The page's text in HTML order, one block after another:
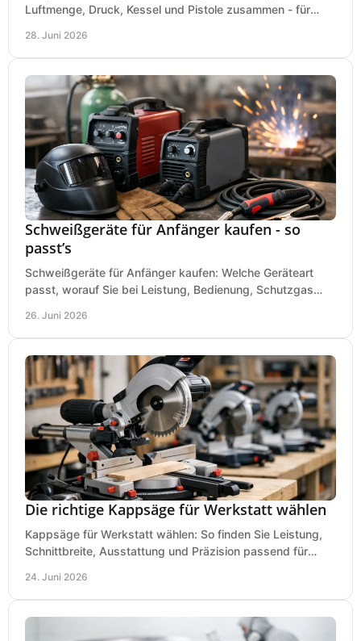
Luftmenge, Druck, Kessel und Pistole zusammen - für
28. Juni 2026
Schweißgeräte für Anfänger kaufen - so
passt’s
Schweißgeräte für Anfänger kaufen: Welche Geräteart
passt, worauf Sie bei Leistung, Bedienung, Schutzgas
26. Juni 2026
Die richtige Kappsäge für Werkstatt wählen
Kappsäge für Werkstatt wählen: So finden Sie Leistung,
Schnittbreite, Ausstattung und Präzision passend für
24. Juni 2026